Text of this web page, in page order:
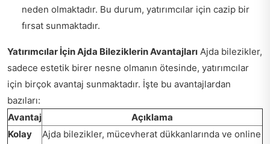
neden olmaktadır. Bu durum, yatırımcılar için cazip bir
fırsat sunmaktadır.
Yatırımcılar İçin Ajda Bileziklerin Avantajları Ajda bilezikler,
sadece estetik birer nesne olmanın ötesinde, yatırımcılar
için birçok avantaj sunmaktadır. İşte bu avantajlardan
bazıları:
Avantaj
Açıklama
Kolay
Ajda bilezikler, mücevherat dükkanlarında ve online